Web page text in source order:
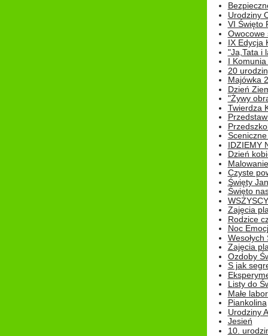
Urodziny
VI Święto
Owocowe
IX Edycja
"Ja,Tata i
I
20
Majówka
Dzień
"Żywy
Twierdza
IDZIEMY
Dzień
Czyste
Święty
Święto
Zajęcia
Rodzice
Noc
Wesołych
Zajęcia
Ozdoby
S jak
Listy do
Małe
Piankolina
Urodziny
Jesień
10.